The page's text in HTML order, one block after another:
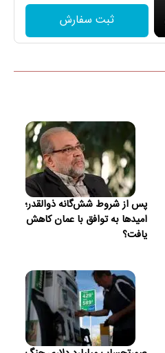
ثبت سفارش
پس از شروط شش‌گانه ذوالقدر؛
امیدها به توافق با عمان کاهش
یافت؟